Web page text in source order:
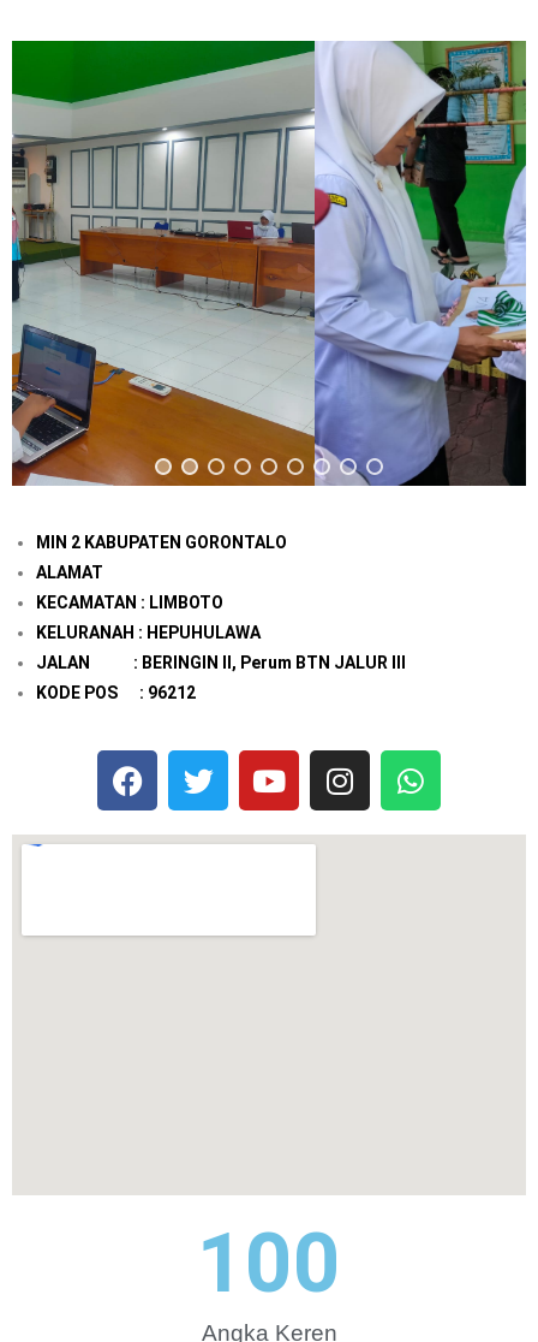
MIN 2 KABUPATEN GORONTALO
ALAMAT
KECAMATAN : LIMBOTO
KELURANAH : HEPUHULAWA
JALAN : BERINGIN II, Perum BTN JALUR III
KODE POS : 96212
Angka Keren
100